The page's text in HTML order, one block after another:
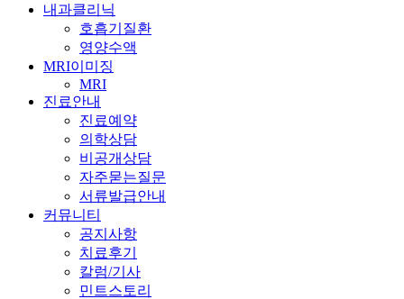
내과클리닉
호흡기질환
영양수액
MRI이미징
MRI
진료안내
진료예약
의학상담
비공개상담
자주묻는질문
서류발급안내
커뮤니티
공지사항
치료후기
칼럼/기사
민트스토리